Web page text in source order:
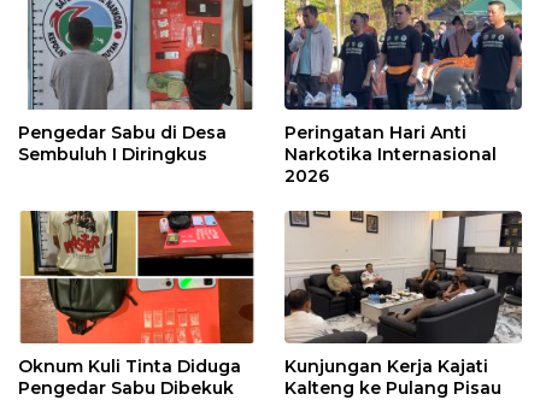
Pengedar Sabu di Desa
Sembuluh I Diringkus
Peringatan Hari Anti
Narkotika Internasional
2026
Oknum Kuli Tinta Diduga
Pengedar Sabu Dibekuk
Kunjungan Kerja Kajati
Kalteng ke Pulang Pisau